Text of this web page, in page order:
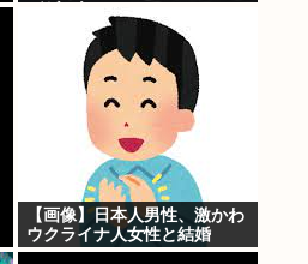
【画像】日本人男性、激かわ
ウクライナ人女性と結婚
www